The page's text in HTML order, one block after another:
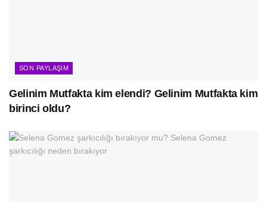
SON PAYLAŞIM
Gelinim Mutfakta kim elendi? Gelinim Mutfakta kim
birinci oldu?